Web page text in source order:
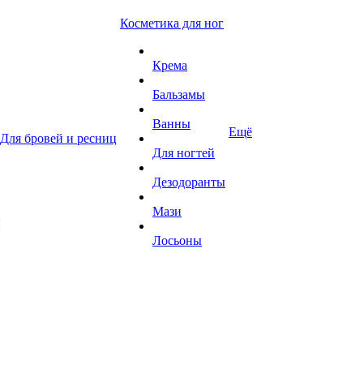
Для бровей и ресниц
Косметика для ног
Крема
Бальзамы
Ванны
Для ногтей
Дезодоранты
Мази
Лосьоны
Ещё